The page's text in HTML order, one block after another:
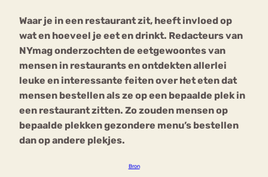
Waar je in een restaurant zit, heeft invloed op
wat en hoeveel je eet en drinkt. Redacteurs van
NYmag onderzochten de eetgewoontes van
mensen in restaurants en ontdekten allerlei
leuke en interessante feiten over het eten dat
mensen bestellen als ze op een bepaalde plek in
een restaurant zitten. Zo zouden mensen op
bepaalde plekken gezondere menu’s bestellen
dan op andere plekjes.
Bron
Forum
osa
Eetbuien Piekeren Sport
Trauma
Orthorexia
Afvallen Angst